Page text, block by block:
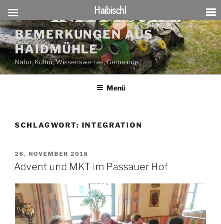
Zum
Inhalt
springen
BEMERKUNGEN AUS
HAIDMÜHLE
Natur, Kultur, Wissenswertes, Gemeinde
Menü
SCHLAGWORT: INTEGRATION
VERÖFFENTLICHT
AM
26. NOVEMBER 2018
Advent und MKT im Passauer Hof
Haibischl